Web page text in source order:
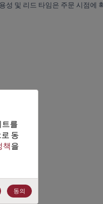
성 및 리드 타임은 주문 시점에
트를
동
책을
동의